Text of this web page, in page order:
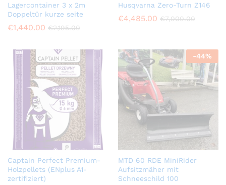
Lagercontainer 3 x 2m
Doppeltür kurze seite
€1,440.00 €2,195.00
Husqvarna Zero-Turn Z146
€4,485.00 €7,000.00
Captain Perfect Premium-
Holzpellets (ENplus A1-
zertifiziert)
-44%
MTD 60 RDE MiniRider
Aufsitzmäher mit
Schneeschild 100